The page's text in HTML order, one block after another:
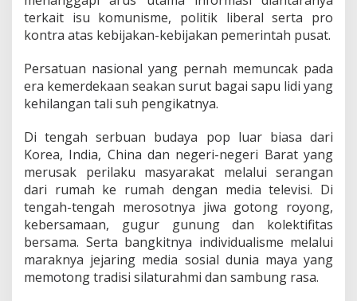
terkait isu komunisme, politik liberal serta pro
kontra atas kebijakan-kebijakan pemerintah pusat.
Persatuan nasional yang pernah memuncak pada
era kemerdekaan seakan surut bagai sapu lidi yang
kehilangan tali suh pengikatnya.
Di tengah serbuan budaya pop luar biasa dari
Korea, India, China dan negeri-negeri Barat yang
merusak perilaku masyarakat melalui serangan
dari rumah ke rumah dengan media televisi. Di
tengah-tengah merosotnya jiwa gotong royong,
kebersamaan, gugur gunung dan kolektifitas
bersama. Serta bangkitnya individualisme melalui
maraknya jejaring media sosial dunia maya yang
memotong tradisi silaturahmi dan sambung rasa.